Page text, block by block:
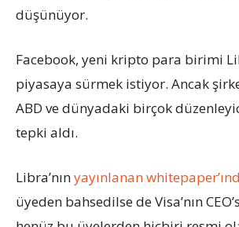
düşünüyor.
Facebook, yeni kripto para birimi
piyasaya sürmek istiyor. Ancak
ABD ve dünyadaki birçok
tepki aldı.
Libra’nınyayınlanan
üyeden bahsedilse de Visa’nın